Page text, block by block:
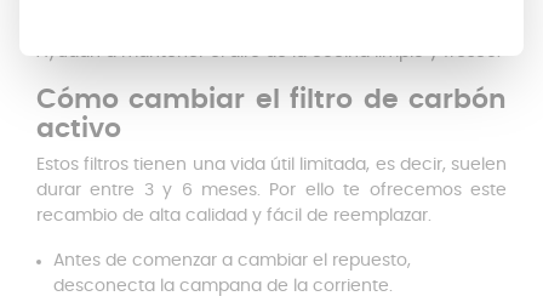
Ayudan a mantener el aire de la cocina limpio y fresco.
Cómo cambiar el filtro de carbón
activo
Estos filtros tienen una vida útil limitada, es decir, suelen
durar entre 3 y 6 meses. Por ello te ofrecemos este
recambio de alta calidad y fácil de reemplazar.
Antes de comenzar a cambiar el repuesto,
desconecta la campana de la corriente.